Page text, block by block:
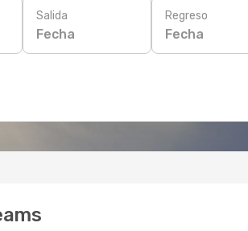
Salida
Fecha
Regreso
Fecha